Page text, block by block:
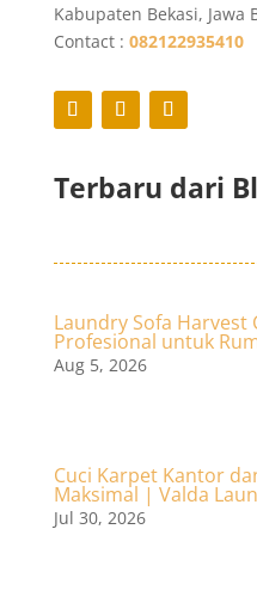
Kabupaten Bekasi, Jawa
Contact : 082122935410
Terbaru dari
Laundry Sofa Harvest
Profesional untuk
Aug 5, 2026
Cuci Karpet Kantor
Maksimal | Valda
Jul 30, 2026